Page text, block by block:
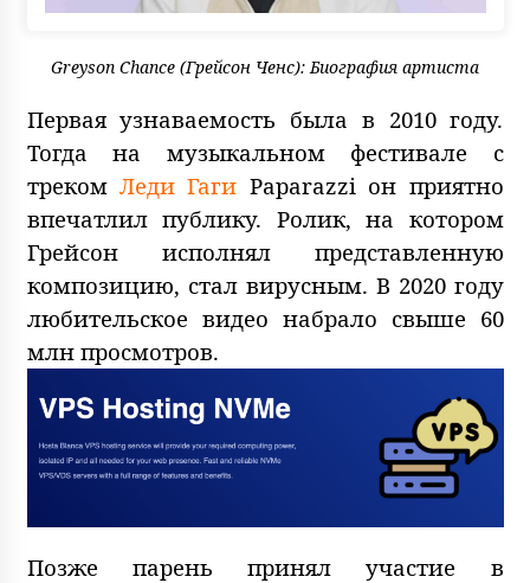
Greyson Chance (Грейсон Ченс): Биография артиста
Первая узнаваемость была в 2010 году.
Тогда на музыкальном фестивале с
треком Леди Гаги Paparazzi он приятно
впечатлил публику. Ролик, на котором
Грейсон исполнял представленную
композицию, стал вирусным. В 2020 году
любительское видео набрало свыше 60
млн просмотров.
Позже парень принял участие в